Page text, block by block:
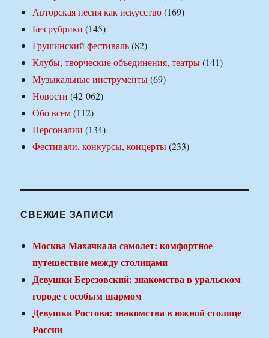
Авторская песня как искусство(169)
Без рубрики (145)
Грушинский фестиваль(82)
Клубы, творческие объединения, театры(141)
Музыкальные инструменты(69)
Новости (42 062)
Обо всем(112)
Персоналии (134)
Фестивали, конкурсы, концерты(233)
СВЕЖИЕ ЗАПИСИ
Москва Махачкала самолет: комфортное
путешествие между столицами
Девушки Березовский: знакомства в уральском
городе с особым шармом
Девушки Ростова: знакомства в южной столице
России